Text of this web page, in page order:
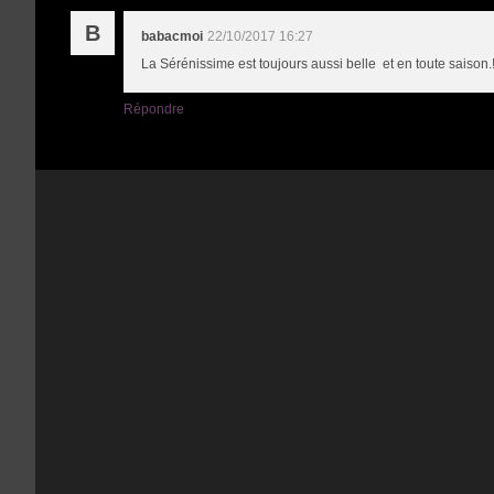
B babacmoi 22/10/2017 16:27
La Sérénissime est toujours aussi belle et en toute
Répondre